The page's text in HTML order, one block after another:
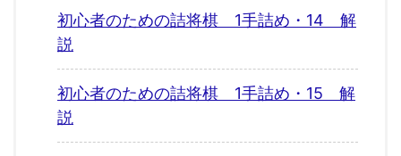
初心者のための詰将棋 1手詰め・14 解
説
初心者のための詰将棋 1手詰め・15 解
説